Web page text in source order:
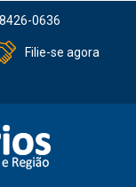
0636
Filie-se agora